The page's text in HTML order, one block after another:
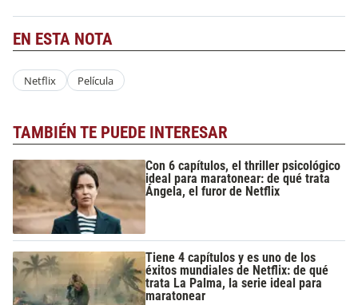
EN ESTA NOTA
Netflix Película
TAMBIÉN TE PUEDE INTERESAR
Con 6 capítulos, el thriller psicológico
ideal para maratonear: de qué trata
Ángela, el furor de Netflix
Tiene 4 capítulos y es uno de los
éxitos mundiales de Netflix: de qué
trata La Palma, la serie ideal para
maratonear